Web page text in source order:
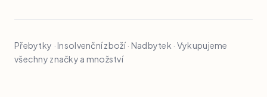
Přebytky · Insolvenční zboží · Nadbytek · Vykupujeme
všechny značky a množství